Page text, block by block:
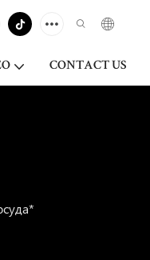
CONTACT US